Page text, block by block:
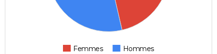
Femmes Hommes